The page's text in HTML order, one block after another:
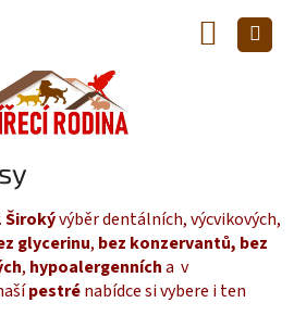
KOŠÍK
Širokývýběr dentálních, výcvikových,
glycerinu, bez konzervantů, bez
, hypoalergennícha v
pestrénabídce si vybere i ten